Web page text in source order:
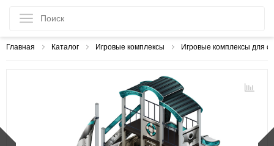
Главная Каталог Игровые комплексы Игровые комплексы для